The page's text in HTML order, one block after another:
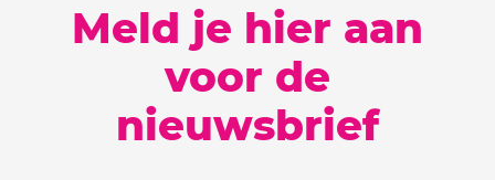
Meld je hier aan
voor de
nieuwsbrief